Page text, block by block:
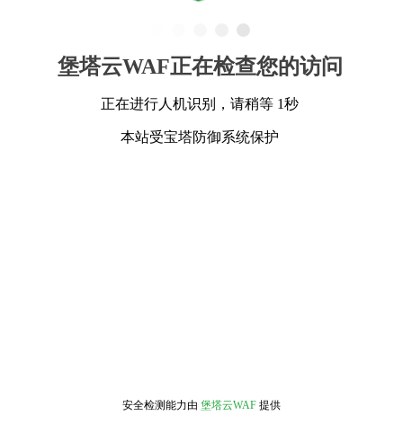
堡塔云WAF正在检查您的访问
正在进行人机识别，请稍等 1秒
本站受宝塔防御系统保护
安全检测能力由 堡塔云WAF 提供